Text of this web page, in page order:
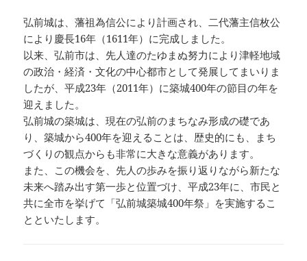
弘前城は、藩祖為信公により計画され、二代藩主信枚公
により慶長16年（1611年）に完成しました。
以来、弘前市は、先人達のたゆまぬ努力により津軽地域
の政治・経済・文化の中心都市として発展してまいりま
したが、平成23年（2011年）に築城400年の節目の年を
迎えました。
弘前城の築城は、現在の弘前のまちなみ形成の礎であ
り、築城から400年を迎えることは、歴史的にも、まち
づくりの観点からも非常に大きな意義があります。
また、この機会を、先人の歩みを振り返りながら新たな
未来へ踏み出す第一歩と位置づけ、平成23年に、市民と
共に全市を挙げて「弘前城築城400年祭」を実施するこ
とといたします。